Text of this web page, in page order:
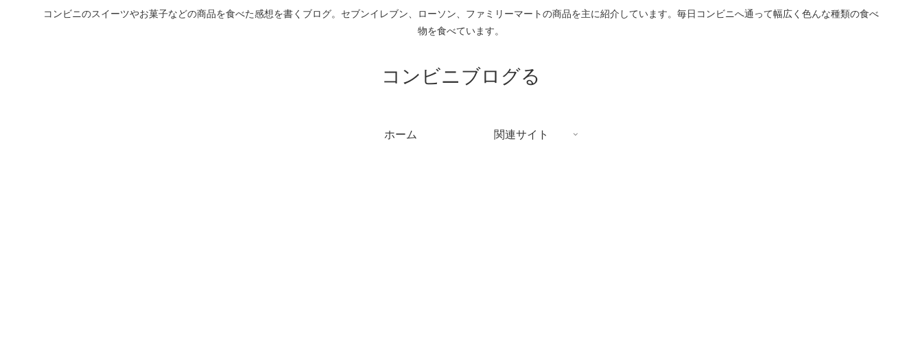
コンビニのスイーツやお菓子などの商品を食べた感想を書くブログ。セブンイレブン、ローソン、ファミリーマートの商品を主に紹介しています。毎日コンビニへ通って幅広く色んな種類の食べ
物を食べています。
コンビニブログる
ホーム 関連サイト